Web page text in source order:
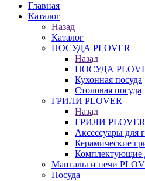
Главная
Каталог
Назад
Каталог
ПОСУДА PLOVER
Назад
ПОСУДА
Кухонная посуда
Столовая посуда
ГРИЛИ PLOVER
Назад
ГРИЛИ PLOVER
Аксессуары для
Керамические
Комплектующие
Мангалы и печи
Посуда